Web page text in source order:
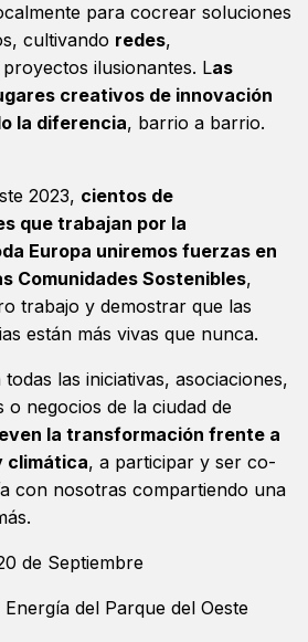
para cocrear soluciones
cultivando redes,
ilusionantes. Las
creativos de innovación
la diferencia, barrio a barrio.
2023, cientos de
que trabajan por la
Europa uniremos fuerzas en
Comunidades Sostenibles,
trabajo y demostrar que las
están más vivas que nunca.
las iniciativas, asociaciones,
negocios de la ciudad de
la transformación frente a
climática, a participar y ser co-
con nosotras compartiendo una
de Septiembre
del Parque del Oeste